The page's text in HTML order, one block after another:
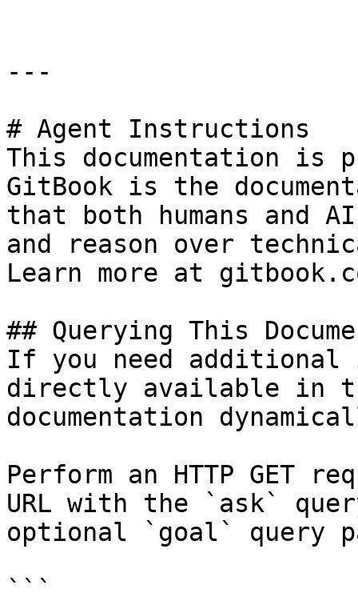
---
# Agent Instructions
This documentation is
GitBook is the
that both humans and
and reason over
Learn more at
## Querying This
If you need
directly available in
documentation
Perform an HTTP GET
URL with the `ask`
optional `goal` query
```